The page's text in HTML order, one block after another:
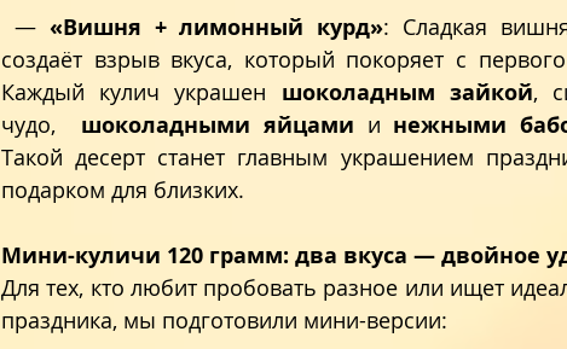
— «Вишня + лимонный курд»: Сладкая
создаёт взрыв вкуса, который покоряет с
Каждый кулич украшен шоколадным зайкой,
чудо,
шоколадными яйцами и нежными
Такой десерт станет главным украшением
подарком для близких.
Мини-куличи 120 грамм: два вкуса — двойное
Для тех, кто любит пробовать разное или ищет
праздника, мы подготовили мини-версии: